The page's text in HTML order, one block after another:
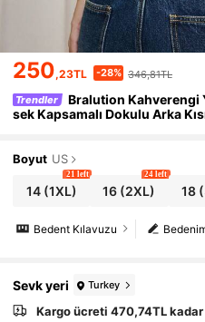
250,23TL -28% 346,81TL
Trendler
Bralution Kahverengi
sek Kapsamalı Dokulu Arka
Boyut US
14(1XL)
21 left
16 (2XL)
24 left
18
Bedent Kılavuzu
Sevk yeri Turkey
Kargo ücreti 470,74TL kadar